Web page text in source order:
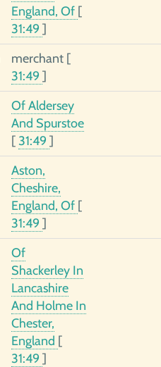
England, Of [
31:49 ]
merchant [
31:49 ]
Of Aldersey
And Spurstoe
[ 31:49 ]
Aston,
Cheshire,
England, Of [
31:49 ]
Of
Shackerley In
Lancashire
And Holme In
Chester,
England [
31:49 ]